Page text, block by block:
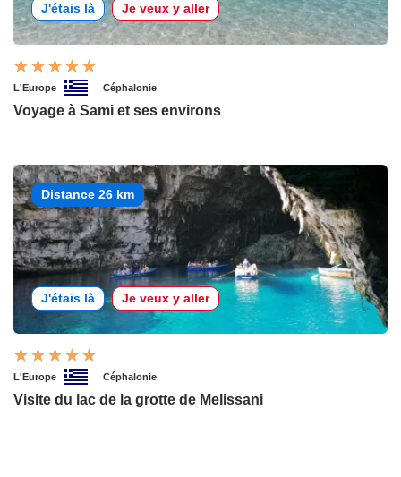
J'étais là Je veux y aller
L'Europe Céphalonie
Voyage à Sami et ses environs
Distance 26 km
J'étais là Je veux y aller
L'Europe Céphalonie
Visite du lac de la grotte de Melissani